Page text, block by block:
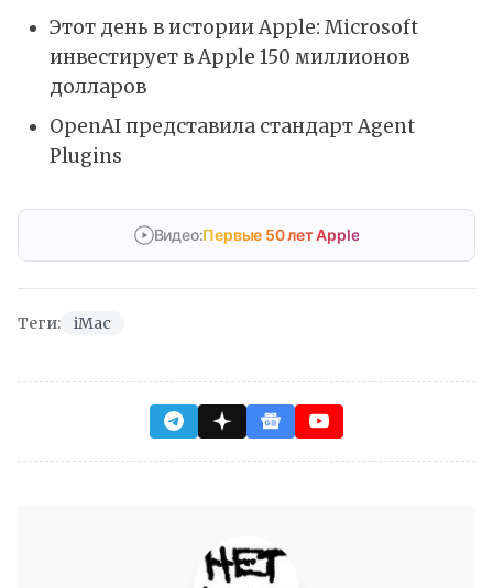
Этот день в истории Apple: Microsoft
инвестирует в Apple 150 миллионов
долларов
OpenAI представила стандарт Agent
Plugins
Видео:Первые 50 лет Apple
Теги: iMac